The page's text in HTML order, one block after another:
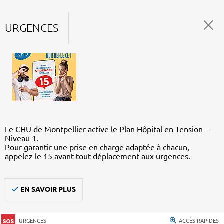
URGENCES
Le CHU de Montpellier active le Plan Hôpital en Tension –
Niveau 1.
Pour garantir une prise en charge adaptée à chacun,
appelez le 15 avant tout déplacement aux urgences.
EN SAVOIR PLUS
URGENCES ACCÈS RAPIDES